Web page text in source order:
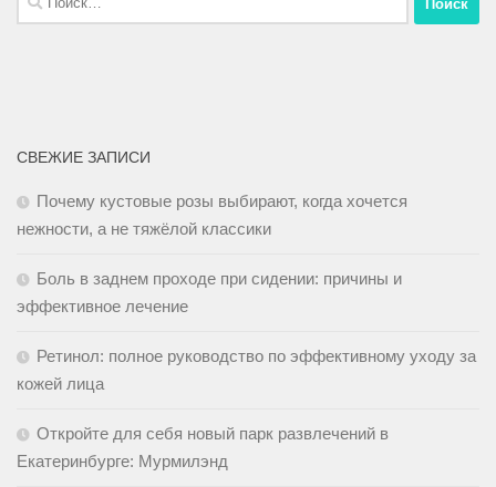
СВЕЖИЕ ЗАПИСИ
Почему кустовые розы выбирают, когда хочется
нежности, а не тяжёлой классики
Боль в заднем проходе при сидении: причины и
эффективное лечение
Ретинол: полное руководство по эффективному уходу за
кожей лица
Откройте для себя новый парк развлечений в
Екатеринбурге: Мурмилэнд